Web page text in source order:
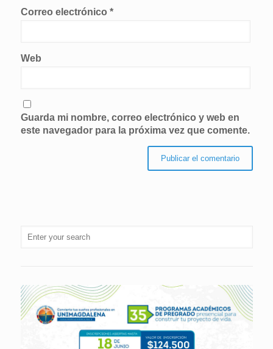
Correo electrónico *
Web
Guarda mi nombre, correo electrónico y web en
este navegador para la próxima vez que comente.